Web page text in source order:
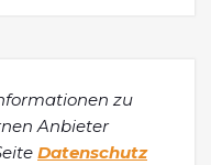
zu
Anbieter
Datenschutz